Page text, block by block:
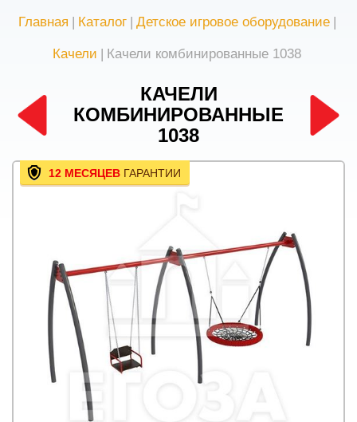
Главная | Каталог | Детское игровое оборудование |
Качели | Качели комбинированные 1038
КАЧЕЛИ
КОМБИНИРОВАННЫЕ
1038
12 МЕСЯЦЕВ ГАРАНТИИ